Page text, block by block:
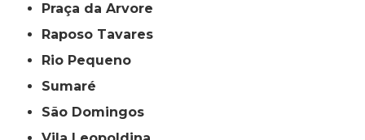
Praça da Arvore
Raposo Tavares
Rio Pequeno
Sumaré
São Domingos